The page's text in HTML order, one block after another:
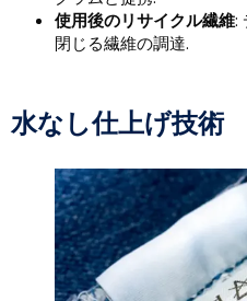
使用後のリサイクル繊維:
閉じる繊維の調達.
水なし仕上げ技術